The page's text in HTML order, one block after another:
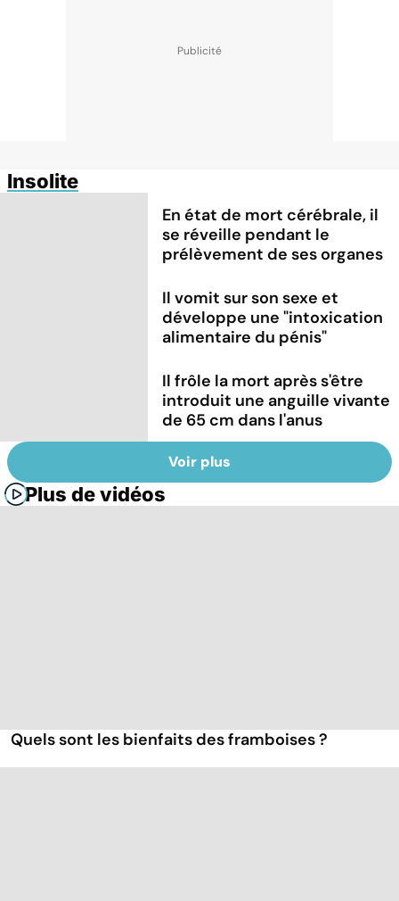
Insolite
En état de mort cérébrale, il
se réveille pendant le
prélèvement de ses organes
Il vomit sur son sexe et
développe une "intoxication
alimentaire du pénis"
Il frôle la mort après s'être
introduit une anguille vivante
de 65 cm dans l'anus
Voir plus
Plus de vidéos
Quels sont les bienfaits des framboises ?